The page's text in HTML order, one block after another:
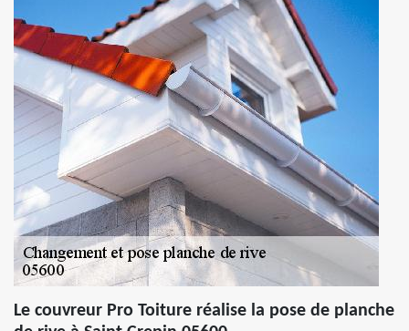
Le couvreur Pro Toiture réalise la pose de planche